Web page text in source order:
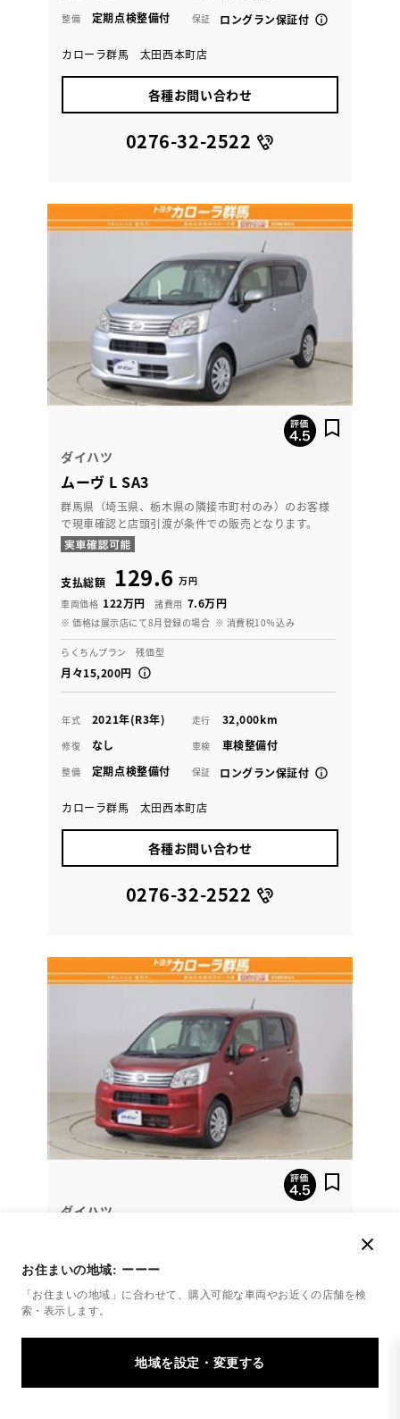
お住まいの地域: ーーー
「お住まいの地域」に合わせて、購入可能な車両やお近くの店舗を検
索・表示します。
整備 定期点検整備付 保証 ロングラン保証付
カローラ群馬 太田西本町店
各種お問い合わせ
0276-32-2522
ダイハツ
ムーヴ L SA3
群馬県（埼玉県、栃木県の隣接市町村のみ）のお客様
で現車確認と店頭引渡が条件での販売となります。
支払総額 129.6 万円
車両価格 122万円 諸費用 7.6万円
※ 価格は展示店にて8月登録の場合 ※ 消費税10％込み
らくちんプラン 残価型
月々15,200円
年式 2021年(R3年) 走行 32,000km
修復 なし 車検 車検整備付
整備 定期点検整備付 保証 ロングラン保証付
カローラ群馬 太田西本町店
各種お問い合わせ
0276-32-2522
ダイハツ
群馬県（埼玉県、栃木県の隣接市町村のみ）のお客様
で現車確認と店頭引渡が条件での販売となります。
支払総額 102.4
95万円 諸費用 7.4万円